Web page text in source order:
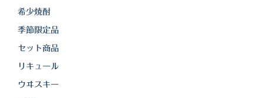
甲斐商店
小正醸造
三岳酒造
希少焼酎
季節限定品
セット商品
リキュール
ウヰスキー